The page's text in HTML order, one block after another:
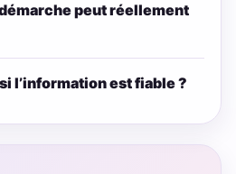
peut réellement
l’information est fiable ?